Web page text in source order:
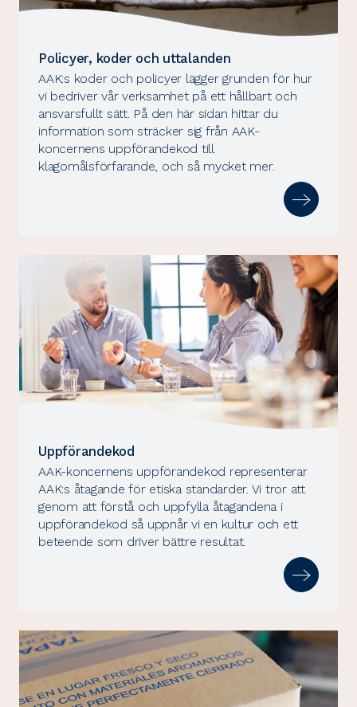
Policyer, koder och uttalanden
AAK:s koder och policyer lägger grunden för hur
vi bedriver vår verksamhet på ett hållbart och
ansvarsfullt sätt. På den här sidan hittar du
information som sträcker sig från AAK-
koncernens uppförandekod till
klagomålsförfarande, och så mycket mer.
Uppförandekod
AAK-koncernens uppförandekod representerar
AAK:s åtagande för etiska standarder. Vi tror att
genom att förstå och uppfylla åtagandena i
uppförandekod så uppnår vi en kultur och ett
beteende som driver bättre resultat.